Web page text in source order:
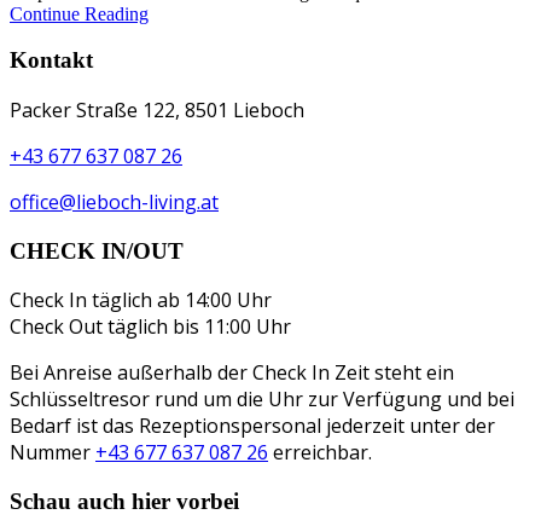
Continue Reading
Kontakt
Packer Straße 122, 8501 Lieboch
+43 677 637 087 26
office@lieboch-living.at
CHECK IN/OUT
Check In täglich ab 14:00 Uhr
Check Out täglich bis 11:00 Uhr
Bei Anreise außerhalb der Check In Zeit steht ein
Schlüsseltresor rund um die Uhr zur Verfügung und bei
Bedarf ist das Rezeptionspersonal jederzeit unter der
Nummer +43 677 637 087 26 erreichbar.
Schau auch hier vorbei